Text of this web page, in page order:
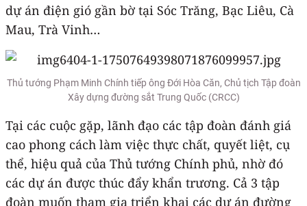
dự án điện gió gần bờ tại Sóc Trăng, Bạc Liêu, Cà
Mau, Trà Vinh…
Thủ tướng Phạm Minh Chính tiếp ông Đới Hòa Căn, Chủ tịch Tập đoàn
Xây dựng đường sắt Trung Quốc (CRCC)
Tại các cuộc gặp, lãnh đạo các tập đoàn đánh giá
cao phong cách làm việc thực chất, quyết liệt, cụ
thể, hiệu quả của Thủ tướng Chính phủ, nhờ đó
các dự án được thúc đẩy khẩn trương. Cả 3 tập
đoàn muốn tham gia triển khai các dự án đường